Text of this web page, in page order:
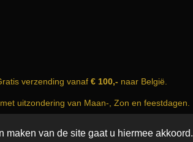
van de site gaat u hiermee akkoord.
verzending vanaf € 100,- naar België.
uitzondering van Maan-, Zon en feestdagen.